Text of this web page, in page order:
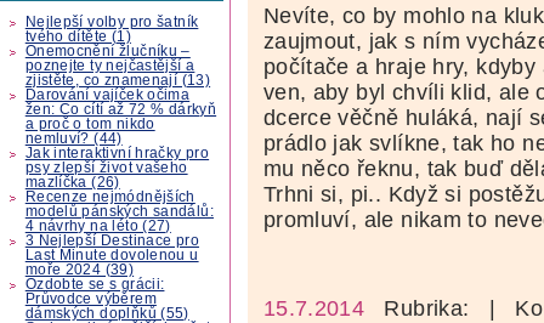
Nejlepší volby pro šatník
tvého dítěte (1)
Onemocnění žlučníku –
poznejte ty nejčastější a
zjistěte, co znamenají (13)
Darování vajíček očima
žen: Co cítí až 72 % dárkyň
a proč o tom nikdo
nemluví? (44)
Jak interaktivní hračky pro
psy zlepší život vašeho
mazlíčka (26)
Recenze nejmódnějších
modelů pánských sandálů:
4 návrhy na léto (27)
3 Nejlepší Destinace pro
Last Minute dovolenou u
moře 2024 (39)
Ozdobte se s grácii:
Průvodce výběrem
dámských doplňků (55)
Nevíte, co by mohlo na
zaujmout, jak s ním
počítače a hraje hry,
ven, aby byl chvíli klid, ale
dcerce věčně huláká, nají
prádlo jak svlíkne, tak ho
mu něco řeknu, tak buď
Trhni si, pi.. Když si
promluví, ale nikam to
15.7.2014 Rubrika:
|